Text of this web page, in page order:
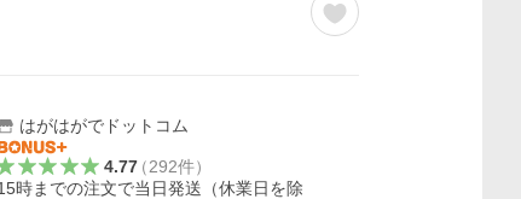
はがはがでドットコム
4.77（292件）
時までの注文で当日発送（休業日を除